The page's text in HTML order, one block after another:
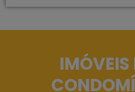
IMÓVEIS